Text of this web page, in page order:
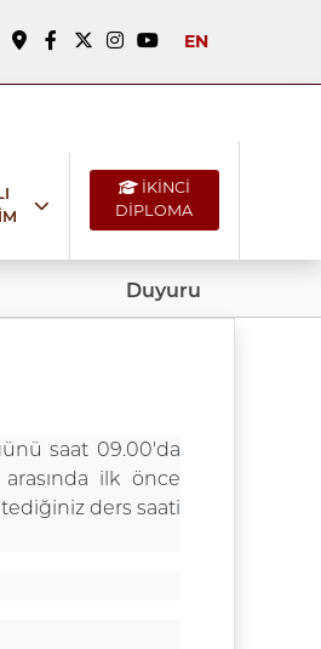
EN
İKİNCİ
DİPLOMA
Duyuru
saat 09.00'da
ilk önce
ders saati